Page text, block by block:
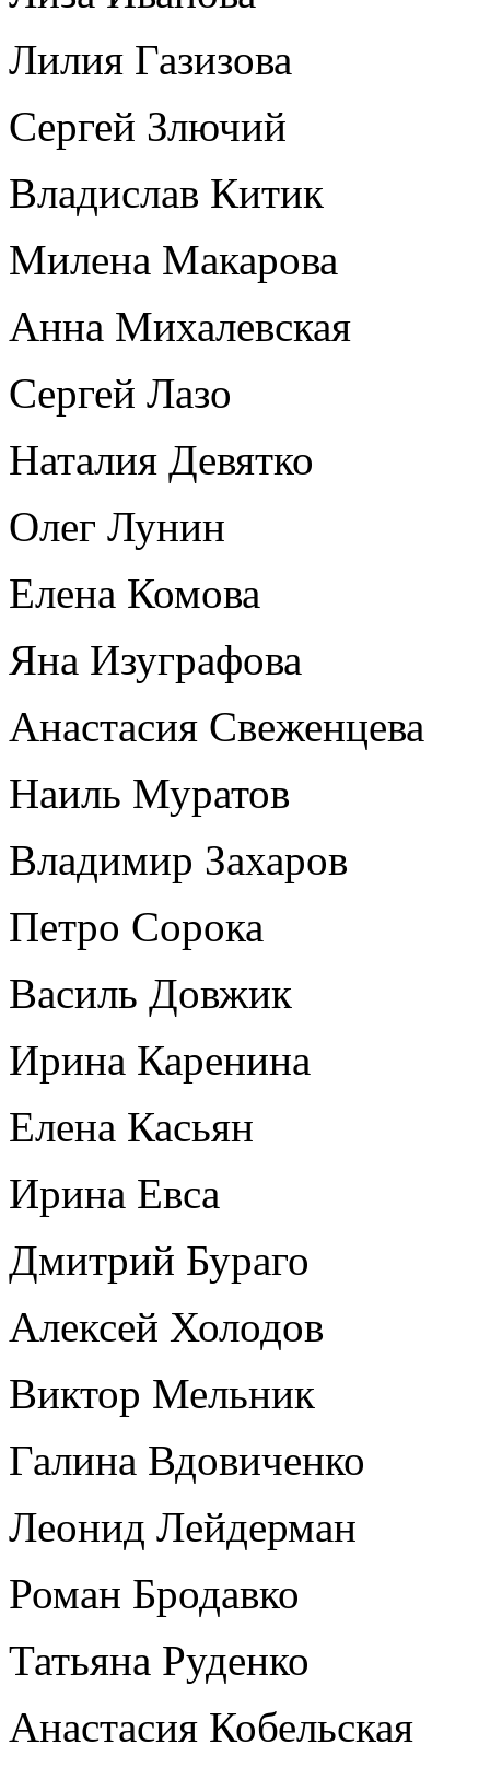
Лилия Газизова
Сергей Злючий
Владислав Китик
Милена Макарова
Анна Михалевская
Сергей Лазо
Наталия Девятко
Олег Лунин
Елена Комова
Яна Изуграфова
Анастасия Свеженцева
Наиль Муратов
Владимир Захаров
Петро Сорока
Василь Довжик
Ирина Каренина
Елена Касьян
Ирина Евса
Дмитрий Бураго
Алексей Холодов
Виктор Мельник
Галина Вдовиченко
Леонид Лейдерман
Роман Бродавко
Татьяна Руденко
Анастасия Кобельская